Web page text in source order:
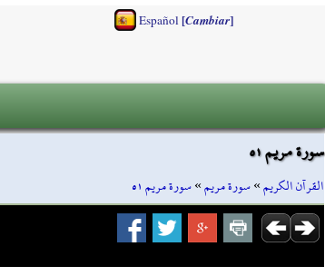
Español [Cambiar]
سورة مريم ٥١
القرآن الكريم»سورة مريم»سورة مريم ٥١